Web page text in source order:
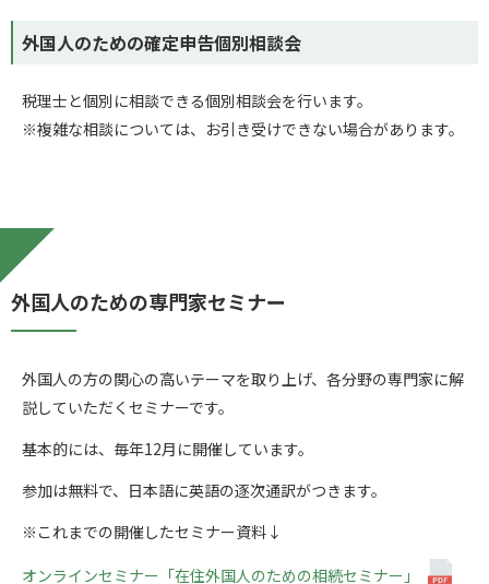
外国人のための確定申告個別相談会
税理士と個別に相談できる個別相談会を行います。
※複雑な相談については、お引き受けできない場合があります。
外国人のための専門家セミナー
外国人の方の関心の高いテーマを取り上げ、各分野の専門家に解
説していただくセミナーです。
基本的には、毎年12月に開催しています。
参加は無料で、日本語に英語の逐次通訳がつきます。
※これまでの開催したセミナー資料↓
オンラインセミナー「在住外国人のための相続セミナー」